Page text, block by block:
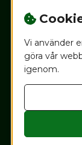
Vi använder
göra vår
igenom.